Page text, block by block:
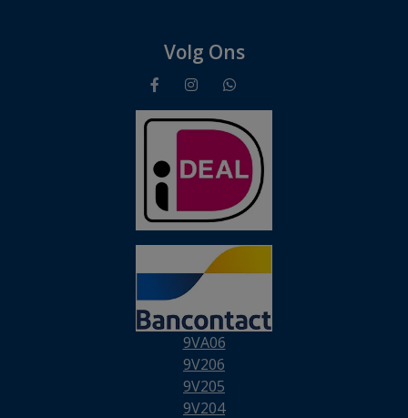
Volg Ons
9VA06
9V206
9V205
9V204